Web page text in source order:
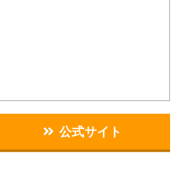
公式サイト